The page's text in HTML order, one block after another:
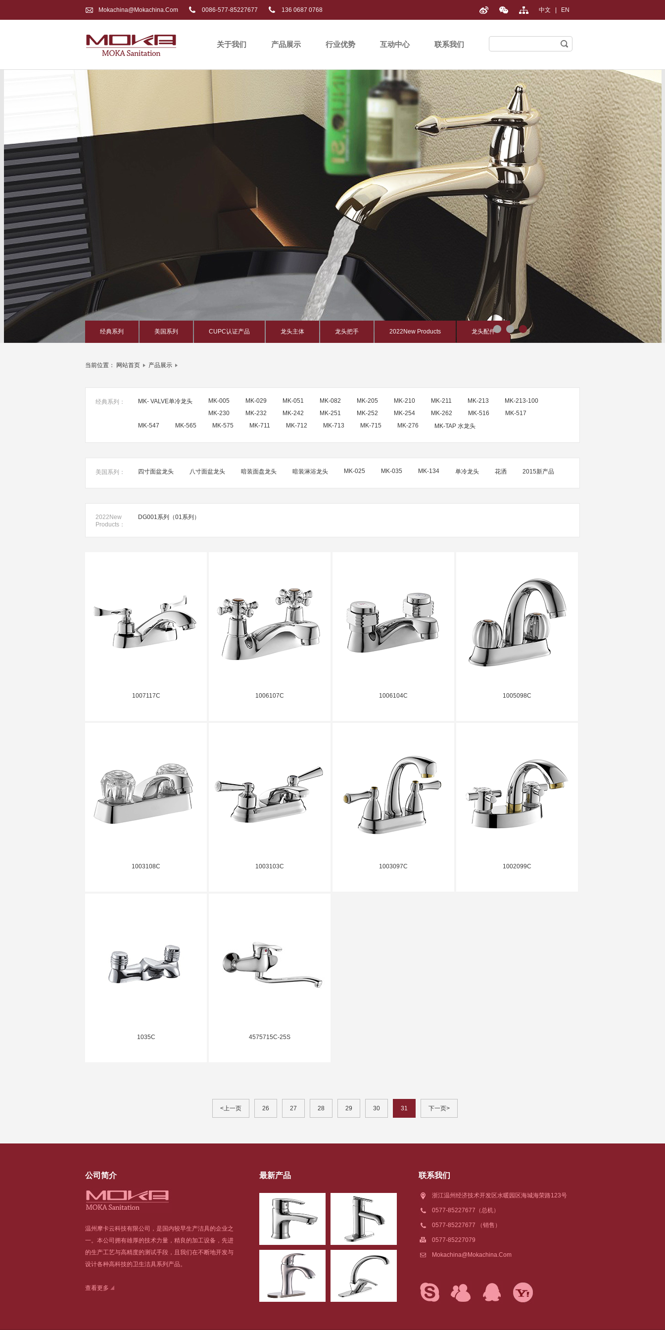
Mokachina@mokachina.com 0086-577-85227677 136 0687 0768 中文 EN
关于我们 产品展示 行业优势 互动中心 联系我们
经典系列 美国系列 CUPC认证产品 龙头主体 龙头把手 2022New Products 龙头配件
当前位置： 网站首页 产品展示
经典系列： MK- VALVE单冷龙头 MK-005 MK-029 MK-051 MK-082 MK-205 MK-210 MK-211 MK-213
MK-213-100
MK-230
MK-232 MK-242 MK-251 MK-252 MK-254 MK-262 MK-516
MK-517
MK-547
MK-565 MK-575 MK-711 MK-712 MK-713 MK-715 MK-276 MK-TAP 水龙头
美国系列： 四寸面盆龙头 八寸面盆龙头 暗装面盘龙头 暗装淋浴龙头 MK-025 MK-035 MK-134 单冷龙头 花洒 2015新产品
2022New
Products：
DG001系列（01系列）
1007117C 1006107C 1006104C 1005098C
1003108C 1003103C 1003097C 1002099C
1035C 4575715C-25S
<上一页 26 27 28 29 30 31 下一页>
公司简介
温州摩卡云科技有限公司，是国内较早生产洁具的企业之
一。本公司拥有雄厚的技术力量，精良的加工设备，先进
的生产工艺与高精度的测试手段，且我们在不断地开发与
设计各种高科技的卫生洁具系列产品。
查看更多
最新产品 联系我们
浙江温州经济技术开发区水暖园区海城海荣路123号
0577-85227677（总机）
0577-85227677 （销售）
0577-85227079
Mokachina@mokachina.com